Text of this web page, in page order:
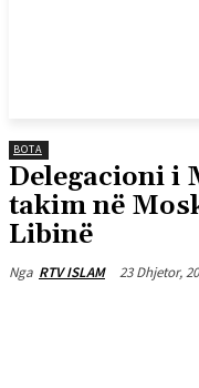
BOTA
Delegacioni i
takim në
Libinë
Nga RTV ISLAM 23 Dhjetor,